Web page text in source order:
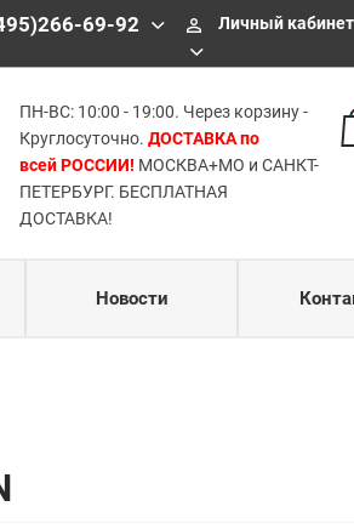
69-92 perm_identity Личный
ПН-ВС: 10:00 - 19:00. Через корзину -
Круглосуточно.ДОСТАВКА по
всей РОССИИ! МОСКВА+МО и САНКТ-
ПЕТЕРБУРГ. БЕСПЛАТНАЯ
ДОСТАВКА!
Новости